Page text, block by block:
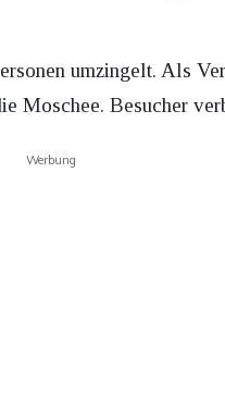
umzingelt. Als
Moschee. Besucher
Werbung